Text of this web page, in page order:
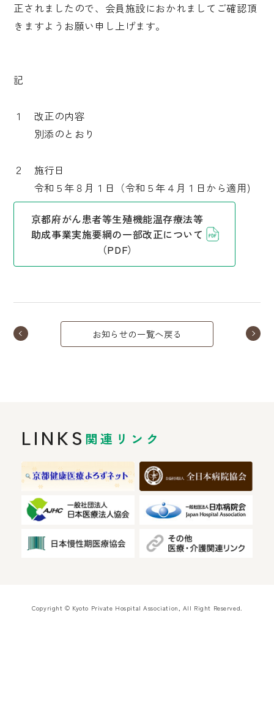
正されましたので、会員施設におかれましてご確認頂
きますようお願い申し上げます。
記
１ 改正の内容
別添のとおり
２ 施行日
令和５年８月１日（令和５年４月１日から適用)
京都府がん患者等生殖機能温存療法等
助成事業実施要綱の一部改正について
（PDF）
お知らせの一覧へ戻る
LINKS 関連リンク
Copyright © Kyoto Private Hospital Association, All Right Reserved.